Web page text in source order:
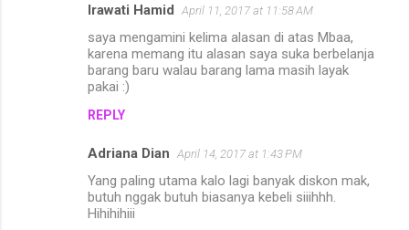
Irawati Hamid April 11, 2017 at 11:58 AM
saya mengamini kelima alasan di atas Mbaa,
karena memang itu alasan saya suka berbelanja
barang baru walau barang lama masih layak
pakai :)
REPLY
Adriana Dian April 14, 2017 at 1:43 PM
Yang paling utama kalo lagi banyak diskon mak,
butuh nggak butuh biasanya kebeli siiihhh.
Hihihihiii